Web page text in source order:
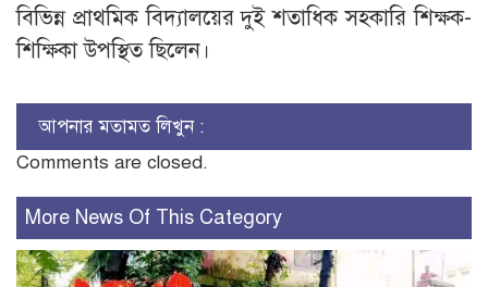
বিভিন্ন প্রাথমিক বিদ্যালয়ের দুই শতাধিক সহকারি শিক্ষক-
শিক্ষিকা উপস্থিত ছিলেন।
আপনার মতামত লিখুন :
Comments are closed.
More News Of This Category